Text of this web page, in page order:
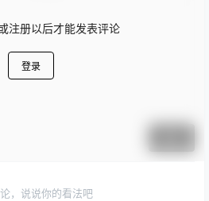
注册以后才能发表评论
登录
，说说你的看法吧